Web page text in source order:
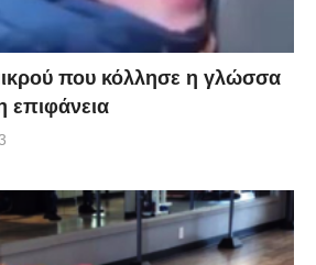
που κόλλησε η γλώσσα
επιφάνεια